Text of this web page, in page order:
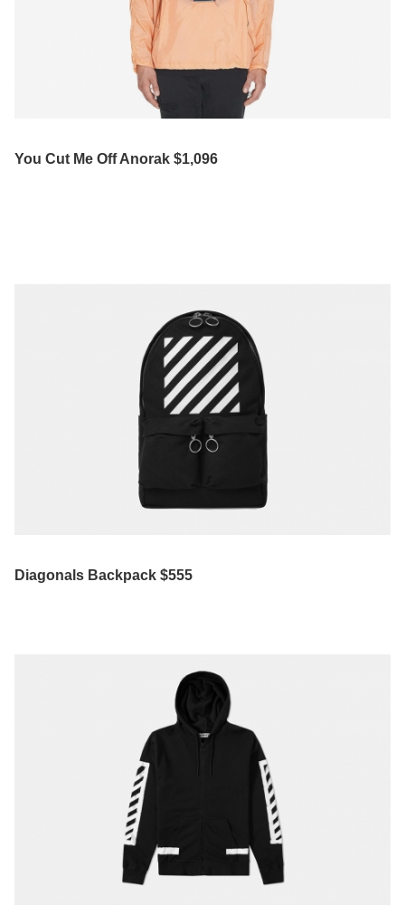
You Cut Me Off Anorak $1,096
Diagonals Backpack $555